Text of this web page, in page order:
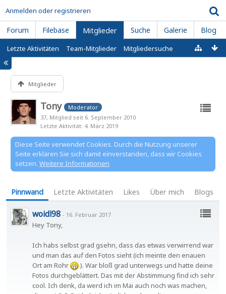
Anmelden oder registrieren
Forum Filebase Mitglieder Suche Galerie Blog
Letzte Aktivitäten Team-Mitglieder Mitgliedersuche
Mitglieder
Tony
Moderator
37 Mitglied seit 6. September 2010
Letzte Aktivität 4. März 2019
Diese Seite verwendet Cookies. Durch die Nutzung unserer
Seite erklären Sie sich damit einverstanden, dass wir Cookies
setzen. Weitere Informationen
Pinnwand Letzte Aktivitäten Likes Über mich Blogs
woidl98 - 16. Februar 2017
Hey Tony,
Ich habs selbst grad gsehn, dass das etwas verwirrend war
und man das auf den Fotos sieht (ich meinte den enauen
Ort am Rohr
). War bloß grad unterwegs und hatte deine
Fotos durchgeblättert. Das mit der Abstimmung find ich sehr
cool. Ich denk, da werd ich im Mai auch noch was machen,